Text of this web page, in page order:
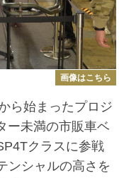
画像はこちら
ら始まったプロジ
ー未満の市販車ベ
クラスに参戦
ンシャルの高さを